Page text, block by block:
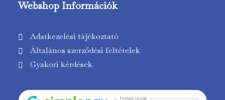
Webshop Információk
Adatkezelési tájékoztató
Általános szerződési feltételek
Gyakori kérdések